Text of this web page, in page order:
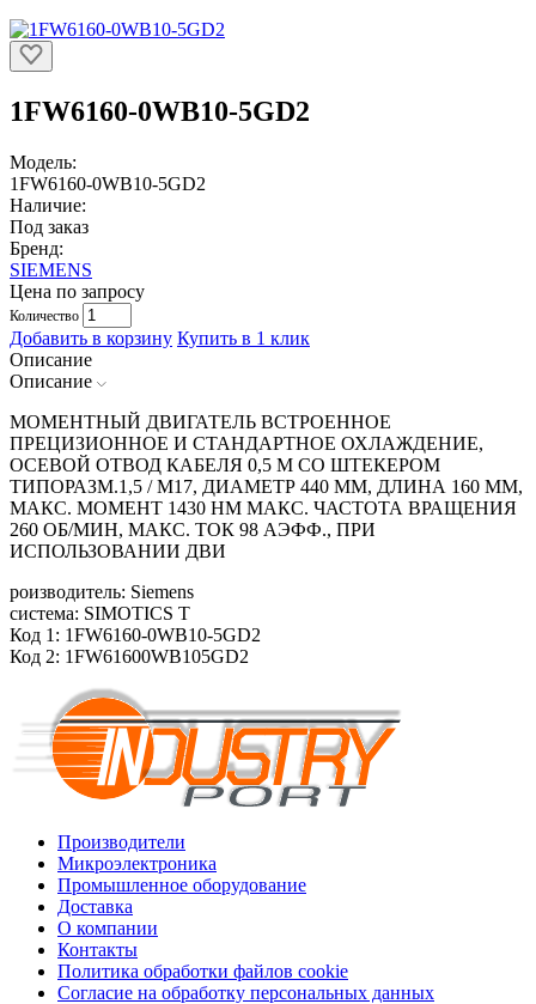
1FW6160-0WB10-5GD2
Модель:
1FW6160-0WB10-5GD2
Наличие:
Под заказ
Бренд:
SIEMENS
Цена по запросу
Количество
Добавить в корзину Купить в 1 клик
Описание
Описание
МОМЕНТНЫЙ ДВИГАТЕЛЬ ВСТРОЕННОЕ
ПРЕЦИЗИОННОЕ И СТАНДАРТНОЕ ОХЛАЖДЕНИЕ,
ОСЕВОЙ ОТВОД КАБЕЛЯ 0,5 М СО ШТЕКЕРОМ
ТИПОРАЗМ.1,5 / M17, ДИАМЕТР 440 ММ, ДЛИНА 160 ММ,
МАКС. МОМЕНТ 1430 HM МАКС. ЧАСТОТА ВРАЩЕНИЯ
260 ОБ/МИН, МАКС. ТОК 98 АЭФФ., ПРИ
ИСПОЛЬЗОВАНИИ ДВИ
роизводитель: Siemens
система: SIMOTICS T
Код 1: 1FW6160-0WB10-5GD2
Код 2: 1FW61600WB105GD2
Производители
Микроэлектроника
Промышленное оборудование
Доставка
О компании
Контакты
Политика обработки файлов cookie
Согласие на обработку персональных данных